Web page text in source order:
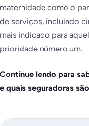
maternidade como o
de serviços, incluindo
mais indicado para
prioridade número um.
Continue lendo para
e quais seguradoras